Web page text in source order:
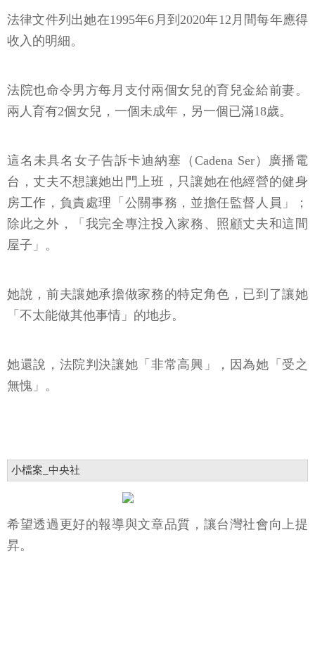
法律文件列出她在1995年6月到2020年12月間每年應得
收入的明細。
法院也命令男方每月支付兩個女兒的育兒金給前妻。
兩人育有2個女兒，一個未成年，另一個已滿18歲。
這名未具名女子告訴卡迪納塞（Cadena Ser）廣播電
台，丈夫不想讓她出門上班，只讓她在他經營的健身
房工作，負責處理「公關事務，並擔任監督人員」；
除此之外，「我完全專注投入家務、照顧丈夫和這間
屋子」。
她說，前夫讓她承擔做家務的特定角色，已到了讓她
「不太能做其他事情」的地步。
她還說，法院判決讓她「非常高興」，因為她「受之
無愧」。
小檔案_中央社
希望透過更好的報導與文章品質，讓台灣社會向上提
昇。